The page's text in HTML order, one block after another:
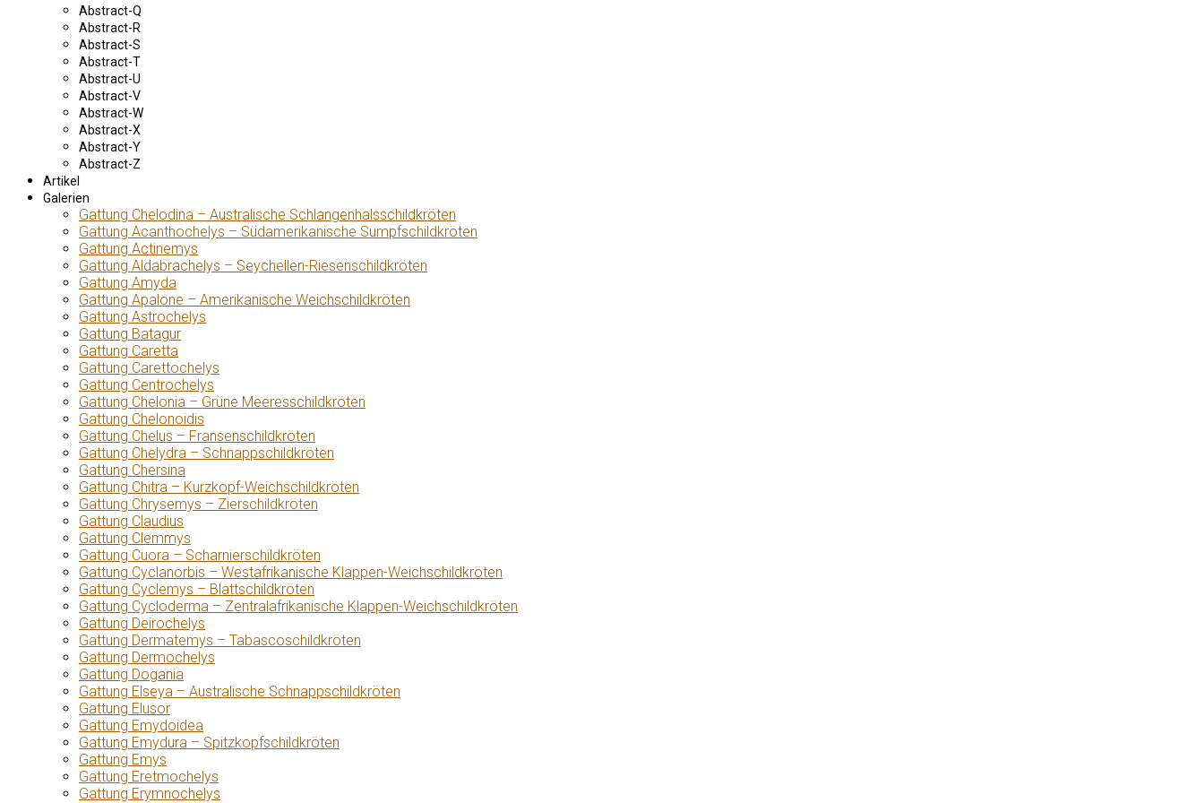
Abstract-Q
Abstract-R
Abstract-S
Abstract-T
Abstract-U
Abstract-V
Abstract-W
Abstract-X
Abstract-Y
Abstract-Z
Artikel
Galerien
Gattung Chelodina – Australische Schlangenhalsschildkröten
Gattung Acanthochelys – Südamerikanische Sumpfschildkröten
Gattung Actinemys
Gattung Aldabrachelys – Seychellen-Riesenschildkröten
Gattung Amyda
Gattung Apalone – Amerikanische Weichschildkröten
Gattung Astrochelys
Gattung Batagur
Gattung Caretta
Gattung Carettochelys
Gattung Centrochelys
Gattung Chelonia – Grüne Meeresschildkröten
Gattung Chelonoidis
Gattung Chelus – Fransenschildkröten
Gattung Chelydra – Schnappschildkröten
Gattung Chersina
Gattung Chitra – Kurzkopf-Weichschildkröten
Gattung Chrysemys – Zierschildkröten
Gattung Claudius
Gattung Clemmys
Gattung Cuora – Scharnierschildkröten
Gattung Cyclanorbis – Westafrikanische Klappen-Weichschildkröten
Gattung Cyclemys – Blattschildkröten
Gattung Cycloderma – Zentralafrikanische Klappen-Weichschildkröten
Gattung Deirochelys
Gattung Dermatemys – Tabascoschildkröten
Gattung Dermochelys
Gattung Dogania
Gattung Elseya – Australische Schnappschildkröten
Gattung Elusor
Gattung Emydoidea
Gattung Emydura – Spitzkopfschildkröten
Gattung Emys
Gattung Eretmochelys
Gattung Erymnochelys